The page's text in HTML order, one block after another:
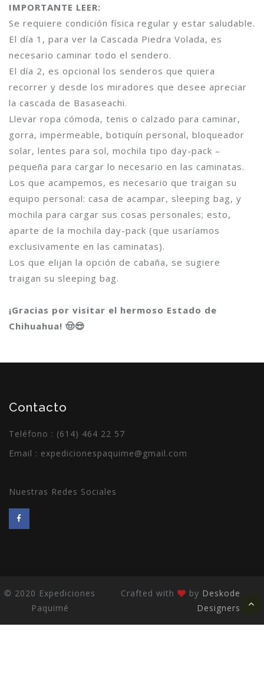
IMPORTANTE LEER:
Se requiere condición física regular y estar saludable.
El día 1, para ver la Cascada Piedra Volada, es
necesario caminar todo el sendero.
El día 2, es opcional los senderos que quiera
recorrer y desde los miradores que desee apreciar
la cascada de Basaseachi.
Llevar ropa cómoda, tenis o calzado para caminar,
gorra, impermeable, botiquín personal, bloqueador
solar, lentes para sol, mochila tipo day-pack –
pequeña para cargar lo necesario en las caminatas.
Los que acampemos, es necesario que traigan su
equipo personal: casa de acampar, sleeping bag, y
mochila para cargar sus cosas personales; esto,
aparte de la mochila day-pack (que usaríamos
exclusivamente en las caminatas).
Los que elijan la opción de cabaña, se sugiere
traigan su sleeping bag.
¡Gracias por visitar el hermoso Estado de
Chihuahua! 🤠😎
Contacto
Teléfono : (614) 464 22 57
Email : expedicionespaquime@gmail.com
Nuestras Redes Sociales
© 2020 Expediciones
Paquimé
Crafted with by Deskode
Designers